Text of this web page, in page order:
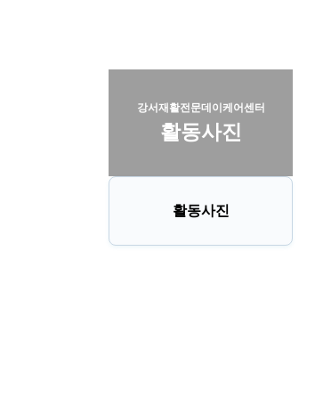
강서재활전문데이케어센터
활동사진
활동사진